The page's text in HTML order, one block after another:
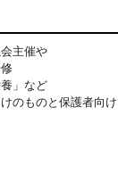
主催や
」など
のものと保護者向